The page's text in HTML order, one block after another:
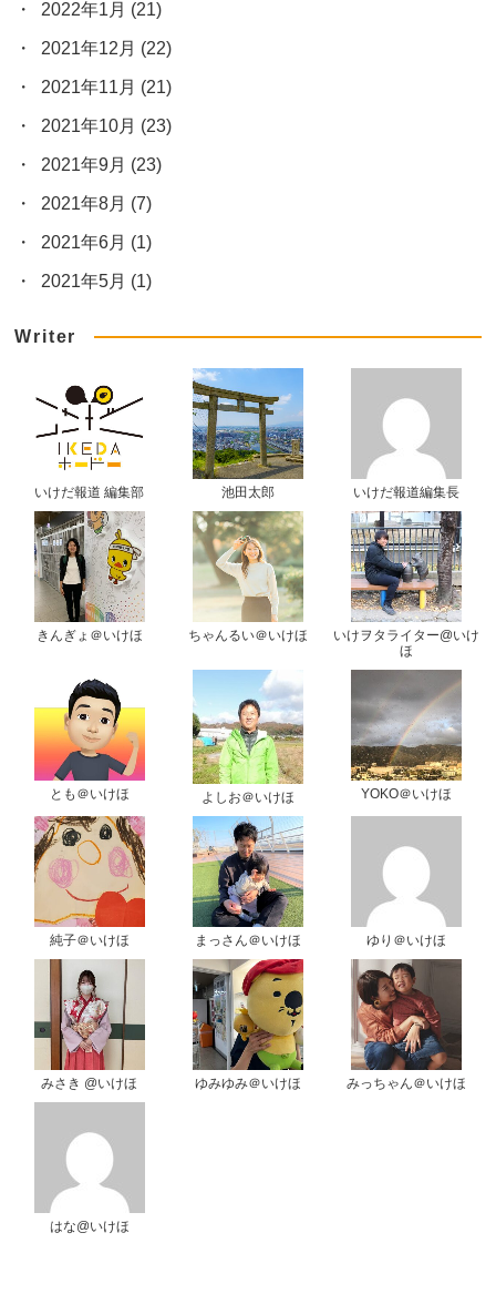
2022年1月 (21)
2021年12月 (22)
2021年11月 (21)
2021年10月 (23)
2021年9月 (23)
2021年8月 (7)
2021年6月 (1)
2021年5月 (1)
Writer
いけだ報道 編集部 池田太郎 いけだ報道編集長
きんぎょ＠いけほ ちゃんるい＠いけほ
いけヲタライター@いけ
ほ
とも＠いけほ よしお＠いけほ YOKO＠いけほ
純子＠いけほ まっさん＠いけほ ゆり＠いけほ
みさき @いけほ ゆみゆみ＠いけほ みっちゃん＠いけほ
はな@いけほ